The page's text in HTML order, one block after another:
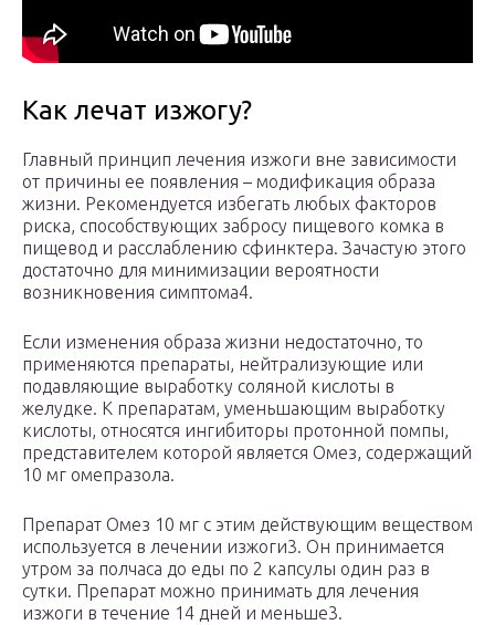
Как лечат изжогу?
Главный принцип лечения изжоги вне зависимости
от причины ее появления – модификация образа
жизни. Рекомендуется избегать любых факторов
риска, способствующих забросу пищевого комка в
пищевод и расслаблению сфинктера. Зачастую этого
достаточно для минимизации вероятности
возникновения симптома4.
Если изменения образа жизни недостаточно, то
применяются препараты, нейтрализующие или
подавляющие выработку соляной кислоты в
желудке. К препаратам, уменьшающим выработку
кислоты, относятся ингибиторы протонной помпы,
представителем которой является Омез, содержащий
10 мг омепразола.
Препарат Омез 10 мг с этим действующим веществом
используется в лечении изжоги3. Он принимается
утром за полчаса до еды по 2 капсулы один раз в
сутки. Препарат можно принимать для лечения
изжоги в течение 14 дней и меньше3.